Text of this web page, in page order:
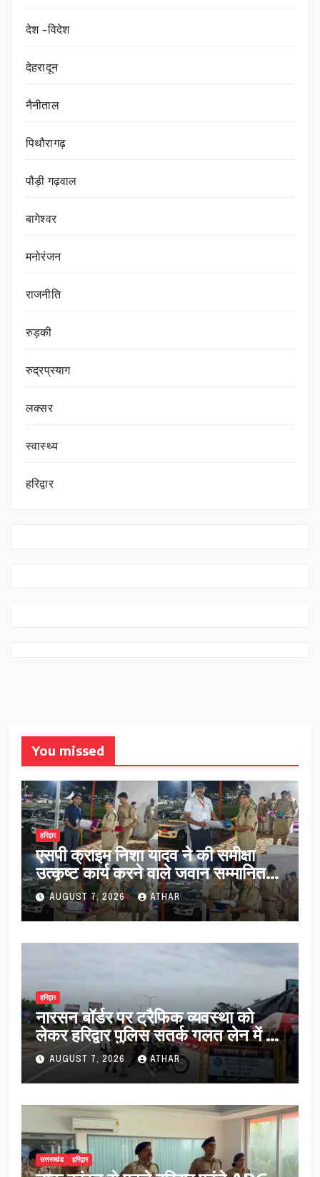
देश -विदेश
देहरादून
नैनीताल
पिथौरागढ़
पौड़ी गढ़वाल
बागेश्वर
मनोरंजन
राजनीति
रुड़की
रुद्रप्रयाग
लक्सर
स्वास्थ्य
हरिद्वार
You missed
हरिद्वार
एसपी क्राइम निशा यादव ने की समीक्षा
उत्कृष्ट कार्य करने वाले जवान सम्मानित…
AUGUST 7, 2026 ATHAR
हरिद्वार
नारसन बॉर्डर पर ट्रैफिक व्यवस्था को
लेकर हरिद्वार पुलिस सतर्क गलत लेन में आ
रहे कांवड़ियों को सही मार्ग पर भेजा…
AUGUST 7, 2026 ATHAR
उत्तराखंड हरिद्वार